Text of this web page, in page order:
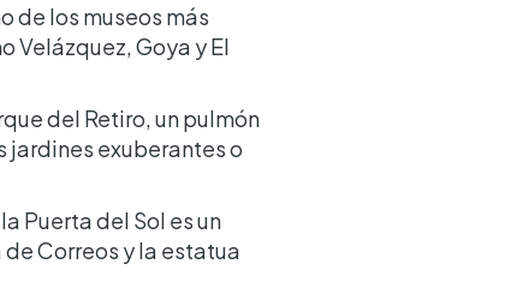
de los museos más
Velázquez, Goya y El
del Retiro, un pulmón
jardines exuberantes o
Puerta del Sol es un
Correos y la estatua